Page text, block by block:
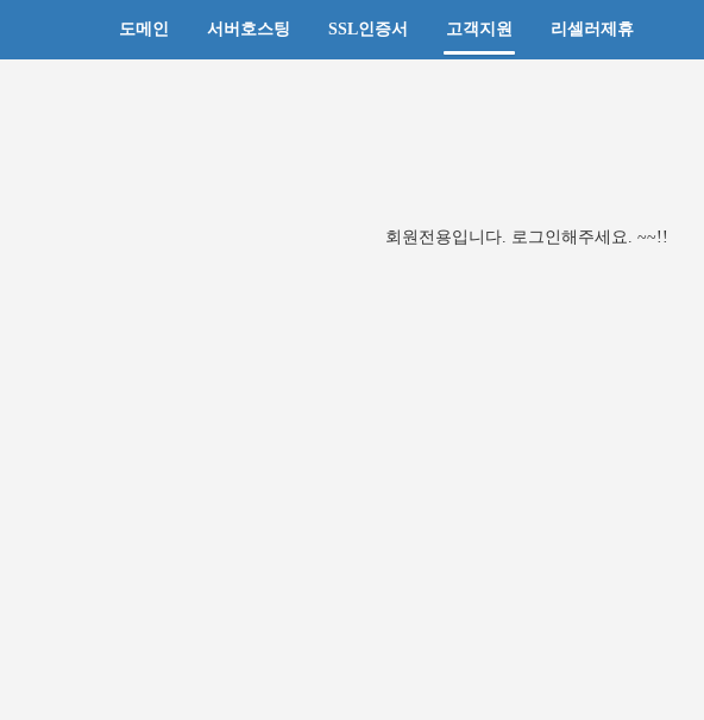
도메인 서버호스팅 SSL인증서 고객지원 리셀러제휴
회원전용입니다. 로그인해주세요. ~~!!